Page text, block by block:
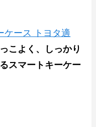
ケース トヨタ適
こよく、しっかり
スマートキーケー